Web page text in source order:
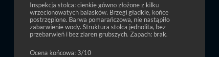
Inspekcja stolca: cienkie gówno złożone z kilku
wrzecionowatych balasków. Brzegi gładkie, końce
postrzępione. Barwa pomarańczowa, nie nastąpiło
zabarwienie wody. Struktura stolca jednolita, bez
przebarwień i bez ziaren grubszych. Zapach: brak.
Ocena końcowa: 3/10